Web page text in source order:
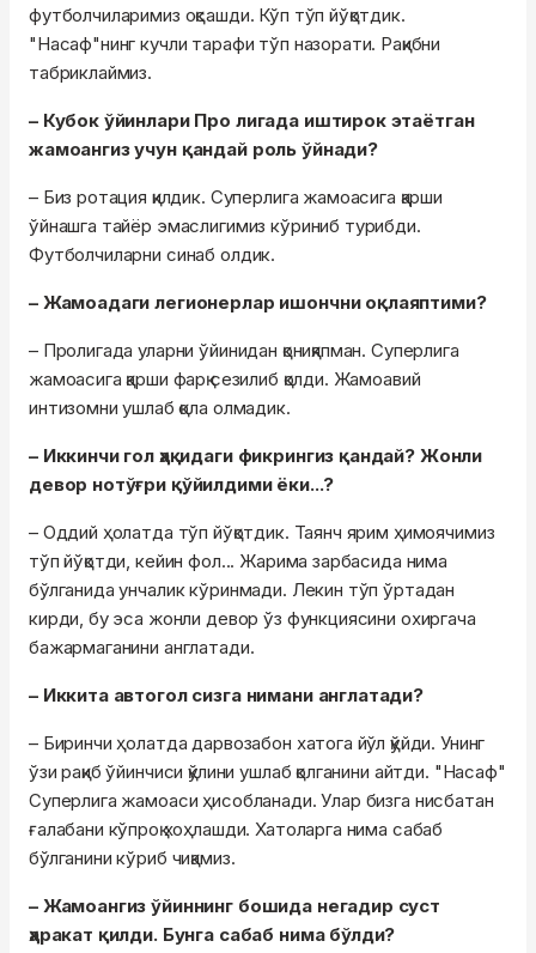
футболчиларимиз оқсашди. Кўп тўп йўқотдик.
"Насаф"нинг кучли тарафи тўп назорати. Рақибни
табриклаймиз.
– Кубок ўйинлари Про лигада иштирок этаётган
жамоангиз учун қандай роль ўйнади?
– Биз ротация қилдик. Суперлига жамоасига қарши
ўйнашга тайёр эмаслигимиз кўриниб турибди.
Футболчиларни синаб олдик.
– Жамоадаги легионерлар ишончни оқлаяптими?
– Пролигада уларни ўйинидан қониқяпман. Суперлига
жамоасига қарши фарқ сезилиб қолди. Жамоавий
интизомни ушлаб қола олмадик.
– Иккинчи гол ҳақидаги фикрингиз қандай? Жонли
девор нотўғри қўйилдими ёки...?
– Оддий ҳолатда тўп йўқотдик. Таянч ярим ҳимоячимиз
тўп йўқотди, кейин фол... Жарима зарбасида нима
бўлганида унчалик кўринмади. Лекин тўп ўртадан
кирди, бу эса жонли девор ўз функциясини охиргача
бажармаганини англатади.
– Иккита автогол сизга нимани англатади?
– Биринчи ҳолатда дарвозабон хатога йўл қўйди. Унинг
ўзи рақиб ўйинчиси қўлини ушлаб қолганини айтди. "Насаф"
Суперлига жамоаси ҳисобланади. Улар бизга нисбатан
ғалабани кўпроқ хоҳлашди. Хатоларга нима сабаб
бўлганини кўриб чиқамиз.
– Жамоангиз ўйиннинг бошида негадир суст
ҳаракат қилди. Бунга сабаб нима бўлди?